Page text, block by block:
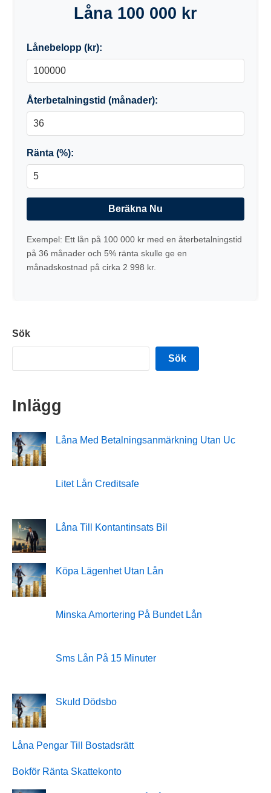
Låna 100 000 kr
Lånebelopp (kr):
Återbetalningstid (månader):
Ränta (%):
Beräkna Nu
Exempel: Ett lån på 100 000 kr med en återbetalningstid
på 36 månader och 5% ränta skulle ge en
månadskostnad på cirka 2 998 kr.
Sök
Sök
Inlägg
Låna Med Betalningsanmärkning Utan Uc
Litet Lån Creditsafe
Låna Till Kontantinsats Bil
Köpa Lägenhet Utan Lån
Minska Amortering På Bundet Lån
Sms Lån På 15 Minuter
Skuld Dödsbo
Låna Pengar Till Bostadsrätt
Bokför Ränta Skattekonto